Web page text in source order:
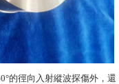
的徑向入射縱波探傷外，還